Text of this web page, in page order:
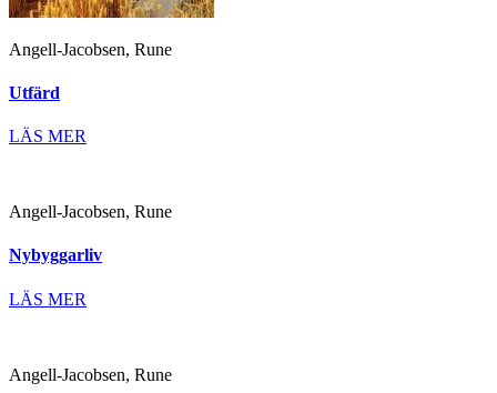
Angell-Jacobsen, Rune
Utfärd
LÄS MER
Angell-Jacobsen, Rune
Nybyggarliv
LÄS MER
Angell-Jacobsen, Rune